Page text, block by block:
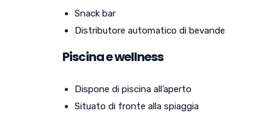
Snack bar
Distributore automatico di bevande
Piscina e wellness
Dispone di piscina all’aperto
Situato di fronte alla spiaggia